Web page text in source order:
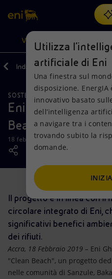
Cerca
scopri EnergIA, la nostra
artificiale.
VISIONE
Visione
Mission e valori
Persone e Partnership
Net Zero
Modello satellitare
Energia accessibile
Innovazione
Scenari energetici
Azioni
Diversificazione
Tecnologie per la
Collaborazioni per
Attività nel mondo
Prodotti
Casa
Imprese
Mobilità
Indietro Media News
SOSTENIBILITÀ
Eni Ghana lancia il
Beach”
18 febbraio 2019 - 15:45 CET
Il progetto è in linea con il
circolare integrato di Eni,
significativi benefici
dei rifiuti.
Accra, 18 Febbraio 2019 – Eni
"Clean Beach", un progetto
nelle comunità di Sanzule,
Utilizza
artificiale di Eni
Una finestra sul
disposizione.
innovativo basato
dell’intelligenza
a navigare tra i
trovando subito la
domande.